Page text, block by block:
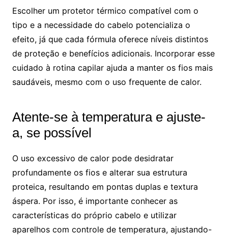
Escolher um protetor térmico compatível com o
tipo e a necessidade do cabelo potencializa o
efeito, já que cada fórmula oferece níveis distintos
de proteção e benefícios adicionais. Incorporar esse
cuidado à rotina capilar ajuda a manter os fios mais
saudáveis, mesmo com o uso frequente de calor.
Atente-se à temperatura e ajuste-
a, se possível
O uso excessivo de calor pode desidratar
profundamente os fios e alterar sua estrutura
proteica, resultando em pontas duplas e textura
áspera. Por isso, é importante conhecer as
características do próprio cabelo e utilizar
aparelhos com controle de temperatura, ajustando-